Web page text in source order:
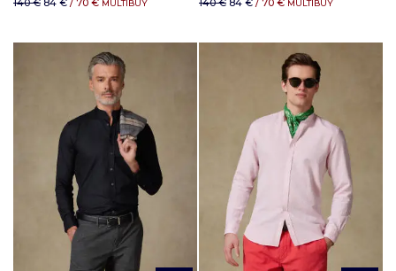
MULTIBUY MULTIBUY